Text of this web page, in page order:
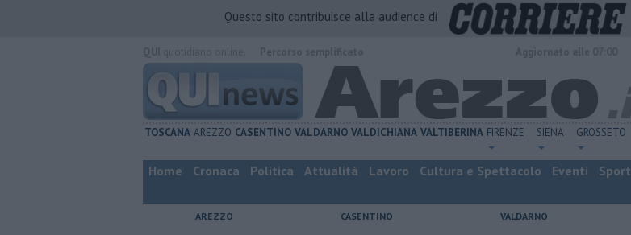
Questo sito contribuisce alla audience di
TOSCANA AREZZO CASENTINO VALDARNO VALDICHIANA VALTIBERINA FIRENZE SIENA GROSSETO
Home Cronaca Politica Attualità Lavoro Cultura e Spettacolo Eventi Sport
AREZZO CASENTINO VALDARNO